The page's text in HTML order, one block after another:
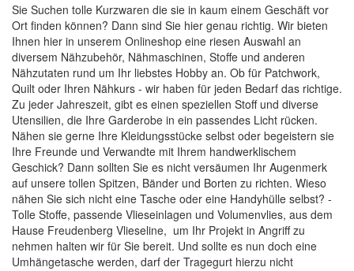
Sie Suchen tolle Kurzwaren die sie in kaum einem Geschäft vor
Ort finden können? Dann sind Sie hier genau richtig. Wir bieten
Ihnen hier in unserem Onlineshop eine riesen Auswahl an
diversem Nähzubehör, Nähmaschinen, Stoffe und anderen
Nähzutaten rund um Ihr liebstes Hobby an. Ob für Patchwork,
Quilt oder Ihren Nähkurs - wir haben für jeden Bedarf das richtige.
Zu jeder Jahreszeit, gibt es einen speziellen Stoff und diverse
Utensilien, die Ihre Garderobe in ein passendes Licht rücken.
Nähen sie gerne Ihre Kleidungsstücke selbst oder begeistern sie
Ihre Freunde und Verwandte mit Ihrem handwerklischem
Geschick? Dann sollten Sie es nicht versäumen Ihr Augenmerk
auf unsere tollen Spitzen, Bänder und Borten zu richten. Wieso
nähen Sie sich nicht eine Tasche oder eine Handyhülle selbst? -
Tolle Stoffe, passende Vlieseinlagen und Volumenvlies, aus dem
Hause Freudenberg Vlieseline, um Ihr Projekt in Angriff zu
nehmen halten wir für Sie bereit. Und sollte es nun doch eine
Umhängetasche werden, darf der Tragegurt hierzu nicht